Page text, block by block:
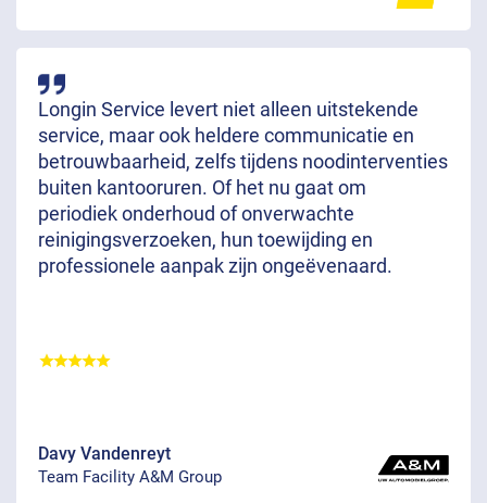
Longin Service levert niet alleen uitstekende
service, maar ook heldere communicatie en
betrouwbaarheid, zelfs tijdens noodinterventies
buiten kantooruren. Of het nu gaat om
periodiek onderhoud of onverwachte
reinigingsverzoeken, hun toewijding en
professionele aanpak zijn ongeëvenaard.
Davy Vandenreyt
Team Facility A&M Group